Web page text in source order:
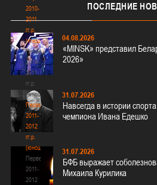
2010-
2011
гг.р.
(юноши)
Первенство
2010-
2011
гг.р.
(юноши)
Первенство
2011-
2012
гг.р.
(юноши)
Первенство
2011-
2012
ПОСЛЕДНИЕ
04.08.2026
«MINSK» представил
2026»
31.07.2026
Навсегда в истории
чемпиона Ивана Едешко
31.07.2026
БФБ выражает
Михаила Курилика